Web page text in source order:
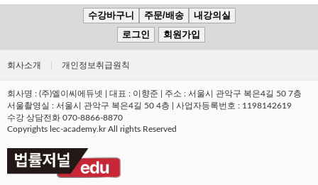
단과강좌
응시/수강후기(147)
수강평
수강바구니 주문/배송
내강의실
로그인
회원가입
회사소개 개인정보취급원칙
회사명 : (주)엘이씨에듀넷 | 대표 : 이향준 | 주소 : 서울시 관악구 복은4길 50 7층
서울촬영실 : 서울시 관악구 복은4길 50 4층 | 사업자등록번호 : 1198142619
수강 상담전화 070-8866-8870
Copyrights lec-academy.kr All rights Reserved